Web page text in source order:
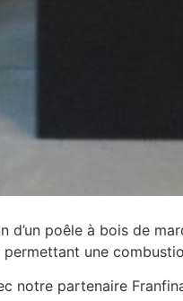
d’un poêle à bois de
permettant une
notre partenaire